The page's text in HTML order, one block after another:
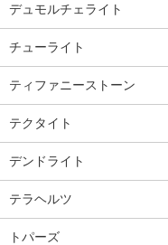
デュモルチェライト
チューライト
ティファニーストーン
テクタイト
デンドライト
テラヘルツ
トパーズ